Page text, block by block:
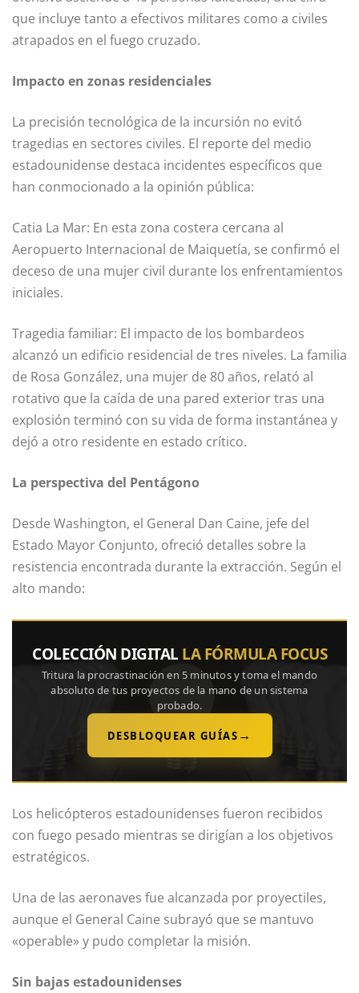
que incluye tanto a efectivos militares como a civiles
atrapados en el fuego cruzado.
Impacto en zonas residenciales
La precisión tecnológica de la incursión no evitó
tragedias en sectores civiles. El reporte del medio
estadounidense destaca incidentes específicos que
han conmocionado a la opinión pública:
Catia La Mar: En esta zona costera cercana al
Aeropuerto Internacional de Maiquetía, se confirmó el
deceso de una mujer civil durante los enfrentamientos
iniciales.
Tragedia familiar: El impacto de los bombardeos
alcanzó un edificio residencial de tres niveles. La familia
de Rosa González, una mujer de 80 años, relató al
rotativo que la caída de una pared exterior tras una
explosión terminó con su vida de forma instantánea y
dejó a otro residente en estado crítico.
La perspectiva del Pentágono
Desde Washington, el General Dan Caine, jefe del
Estado Mayor Conjunto, ofreció detalles sobre la
resistencia encontrada durante la extracción. Según el
alto mando:
COLECCIÓN DIGITAL LA FÓRMULA FOCUS
Tritura la procrastinación en 5 minutos y toma el mando
absoluto de tus proyectos de la mano de un sistema
probado.
DESBLOQUEAR GUÍAS →
Los helicópteros estadounidenses fueron recibidos
con fuego pesado mientras se dirigían a los objetivos
estratégicos.
Una de las aeronaves fue alcanzada por proyectiles,
aunque el General Caine subrayó que se mantuvo
«operable» y pudo completar la misión.
Sin bajas estadounidenses